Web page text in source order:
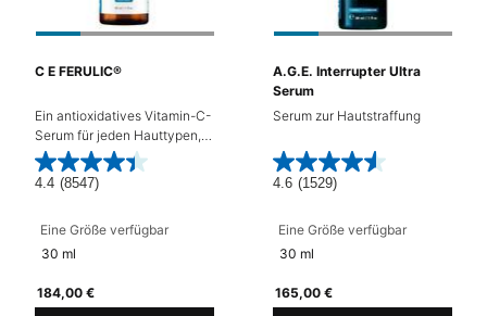
C E FERULIC®
Ein antioxidatives Vitamin-C-
Serum für jeden Hauttypen,
welches feine Linien und
Falten mildert und
frühzeitiger Hautalterung
4.4 (8547)
Eine Größe verfügbar
30 ml
184,00 €
A.G.E. Interrupter Ultra
Serum
Serum zur Hautstraffung
4.6 (1529)
Eine Größe verfügbar
30 ml
165,00 €